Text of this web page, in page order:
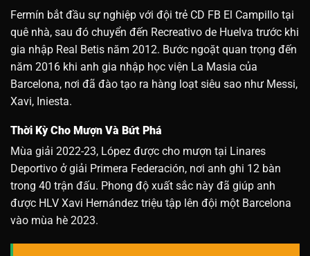
Fermín bắt đầu sự nghiệp với đội trẻ CD FB El Campillo tại
quê nhà, sau đó chuyển đến Recreativo de Huelva trước khi
gia nhập Real Betis năm 2012. Bước ngoặt quan trọng đến
năm 2016 khi anh gia nhập học viện La Masia của
Barcelona, nơi đã đào tạo ra hàng loạt siêu sao như Messi,
Xavi, Iniesta.
Thời Kỳ Cho Mượn Và Bứt Phá
Mùa giải 2022-23, López được cho mượn tại Linares
Deportivo ở giải Primera Federación, nơi anh ghi 12 bàn
trong 40 trận đấu. Phong độ xuất sắc này đã giúp anh
được HLV Xavi Hernández triệu tập lên đội một Barcelona
vào mùa hè 2023.